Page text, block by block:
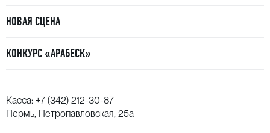
НОВАЯ СЦЕНА
КОНКУРС «АРАБЕСК»
Касса: +7 (342) 212-30-87
Пермь, Петропавловская, 25а